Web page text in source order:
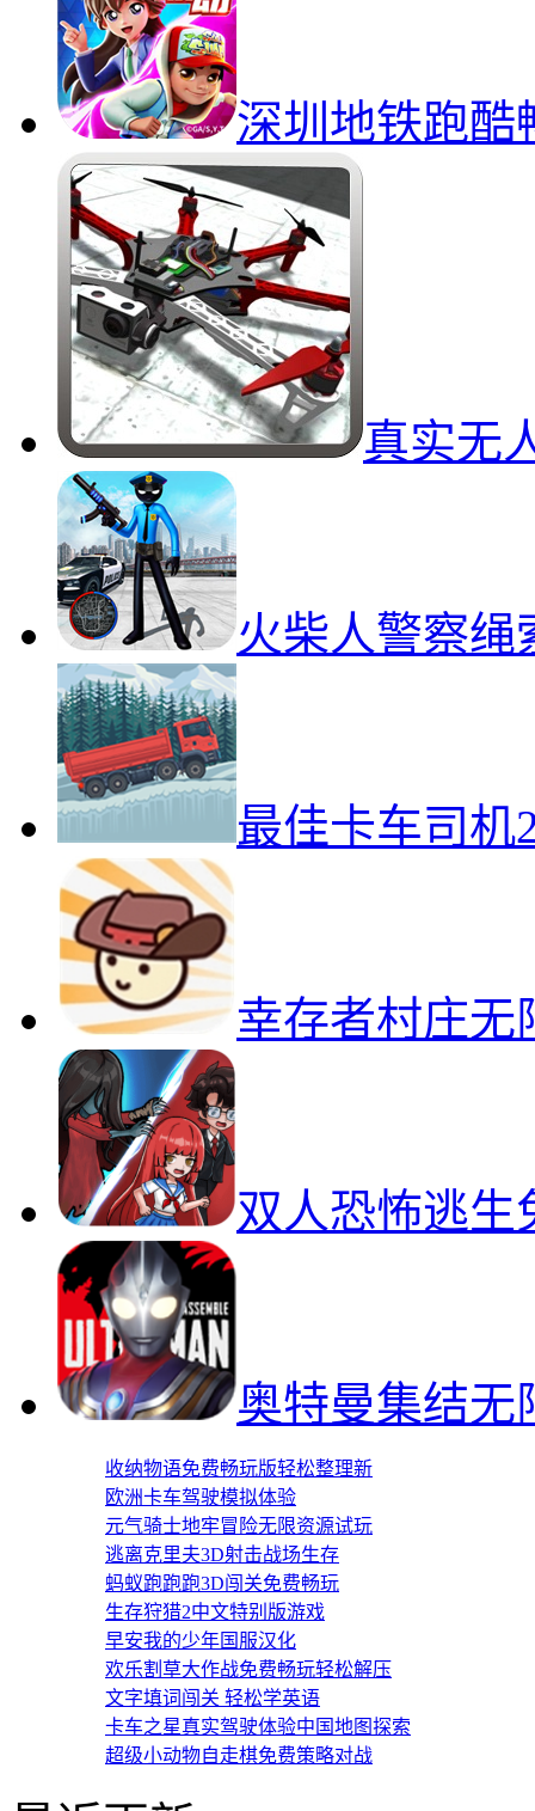
深圳地铁跑酷
真实无
火柴人警察绳
最佳卡车司机
幸存者村庄无
双人恐怖逃生
奥特曼集结无
收纳物语免费畅玩版轻松整理新
欧洲卡车驾驶模拟体验
元气骑士地牢冒险无限资源试玩
逃离克里夫3D射击战场生存
蚂蚁跑跑跑3D闯关免费畅玩
生存狩猎2中文特别版游戏
早安我的少年国服汉化
欢乐割草大作战免费畅玩轻松解压
文字填词闯关 轻松学英语
卡车之星真实驾驶体验中国地图探索
超级小动物自走棋免费策略对战